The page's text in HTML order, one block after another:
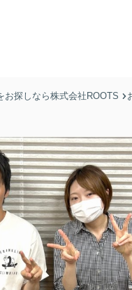
お探しなら株式会社ROOTS